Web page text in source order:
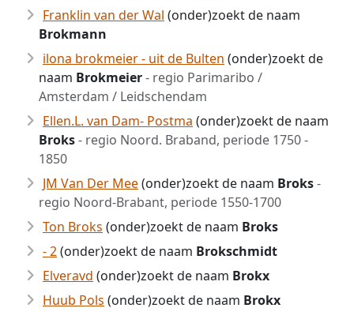
Franklin van der Wal (onder)zoekt de naam
Brokmann
ilona brokmeier - uit de Bulten (onder)zoekt de
naam Brokmeier- regio Parimaribo /
Amsterdam / Leidschendam
Ellen.L. van Dam- Postma (onder)zoekt de naam
Broks- regio Noord. Braband, periode 1750 -
1850
JM Van Der Mee(onder)zoekt de naam Broks-
regio Noord-Brabant, periode 1550-1700
Ton Broks (onder)zoekt de naam Broks
- 2(onder)zoekt de naam Brokschmidt
Elveravd (onder)zoekt de naam Brokx
Huub Pols (onder)zoekt de naam Brokx